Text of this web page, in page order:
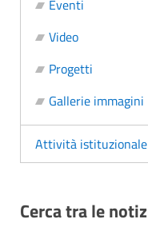
Eventi
Video
Progetti
Gallerie immagini
Attività istituzionale
Cerca tra le